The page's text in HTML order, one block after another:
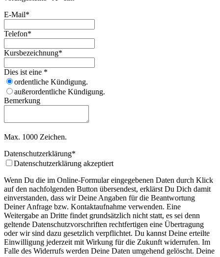
E-Mail*
Telefon*
Kursbezeichnung*
Dies ist eine *
ordentliche Kündigung.
außerordentliche Kündigung.
Bemerkung
Max. 1000 Zeichen.
Datenschutzerklärung*
Datenschutzerklärung akzeptiert
Wenn Du die im Online-Formular eingegebenen Daten durch Klick
auf den nachfolgenden Button übersendest, erklärst Du Dich damit
einverstanden, dass wir Deine Angaben für die Beantwortung
Deiner Anfrage bzw. Kontaktaufnahme verwenden. Eine
Weitergabe an Dritte findet grundsätzlich nicht statt, es sei denn
geltende Datenschutzvorschriften rechtfertigen eine Übertragung
oder wir sind dazu gesetzlich verpflichtet. Du kannst Deine erteilte
Einwilligung jederzeit mit Wirkung für die Zukunft widerrufen. Im
Falle des Widerrufs werden Deine Daten umgehend gelöscht. Deine